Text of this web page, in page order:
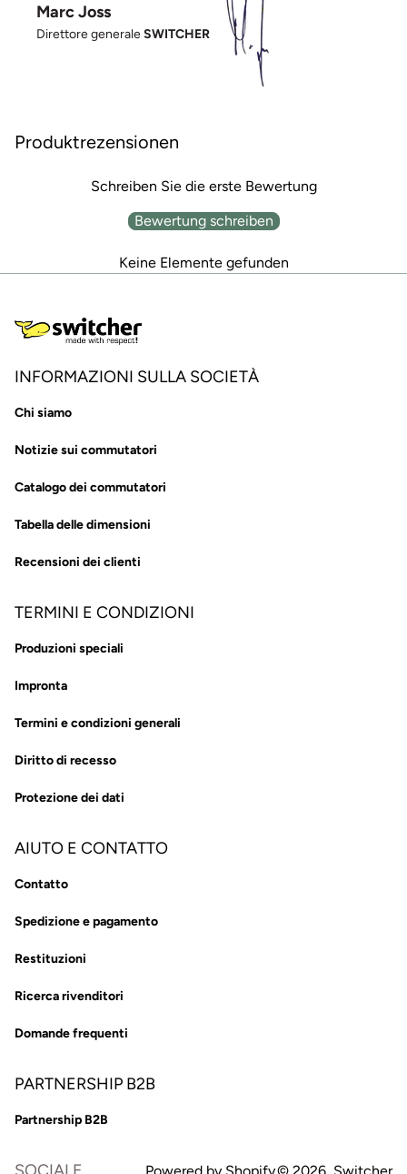
Marc Joss
Direttore generaleSWITCHER
Produktrezensionen
Schreiben Sie die erste Bewertung
Bewertung schreiben
Keine Elemente gefunden
INFORMAZIONI SULLA SOCIETÀ
Chi siamo
Notizie sui commutatori
Catalogo dei commutatori
Tabella delle dimensioni
Recensioni dei clienti
TERMINI E CONDIZIONI
Produzioni speciali
Impronta
Termini e condizioni generali
Diritto di recesso
Protezione dei dati
AIUTO E CONTATTO
Contatto
Spedizione e pagamento
Restituzioni
Ricerca rivenditori
Domande frequenti
PARTNERSHIP B2B
Partnership B2B